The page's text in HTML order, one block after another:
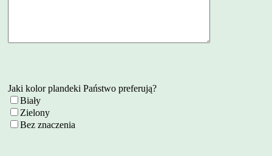
Jaki kolor plandeki Państwo preferują?
Biały
Zielony
Bez znaczenia